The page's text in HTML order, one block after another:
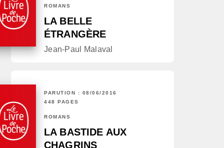
ROMANS
LA BELLE
ÉTRANGÈRE
Jean-Paul Malaval
PARUTION : 08/06/2016
448 PAGES
ROMANS
LA BASTIDE AUX
CHAGRINS